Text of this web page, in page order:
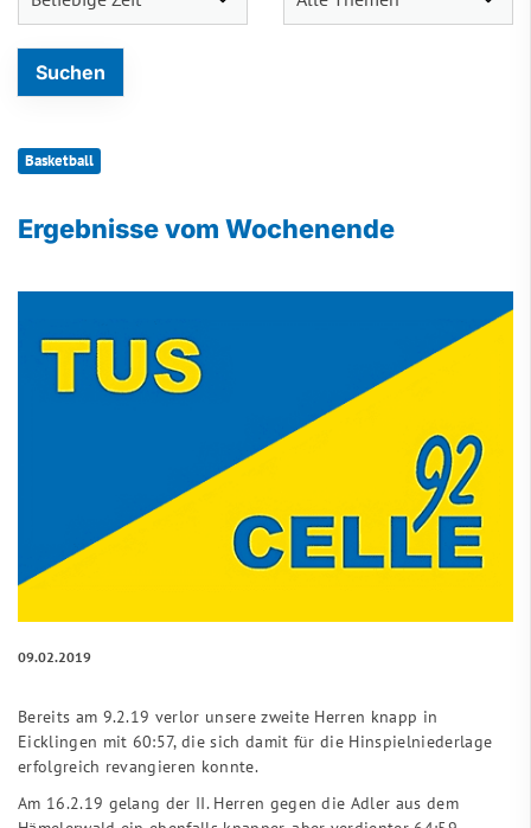
Basketball
Ergebnisse vom Wochenende
09.02.2019
Bereits am 9.2.19 verlor unsere zweite Herren knapp in
Eicklingen mit 60:57, die sich damit für die Hinspielniederlage
erfolgreich revangieren konnte.
Am 16.2.19 gelang der II. Herren gegen die Adler aus dem